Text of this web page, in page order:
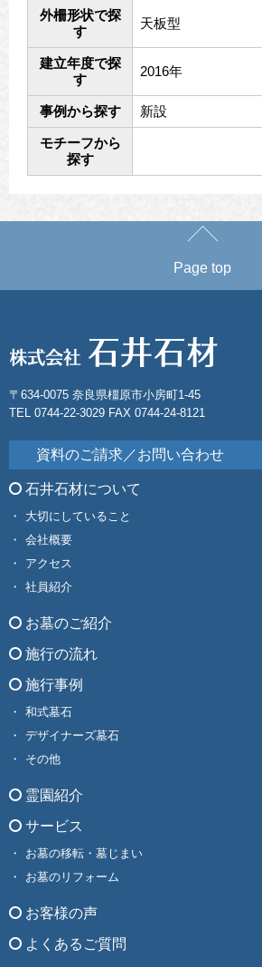
外柵形状で探
す
天板型
建立年度で探
す
2016年
事例から探す 新設
モチーフから
探す
Page top
〒634-0075 奈良県橿原市小房町1-45
TEL 0744-22-3029 FAX 0744-24-8121
資料のご請求／お問い合わせ
石井石材について
大切にしていること
会社概要
アクセス
社員紹介
お墓のご紹介
施行の流れ
施行事例
和式墓石
デザイナーズ墓石
その他
霊園紹介
サービス
お墓の移転・墓じまい
お墓のリフォーム
お客様の声
よくあるご質問